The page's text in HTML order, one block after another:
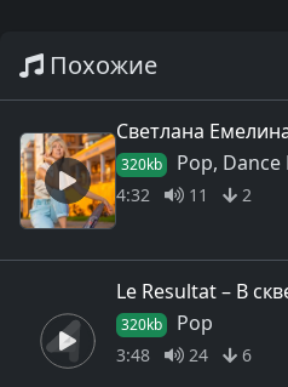
Похожие
Светлана
320kb Pop, Dance
4:32 11 2
Le Resultat – В
320kb Pop
3:48 24 6